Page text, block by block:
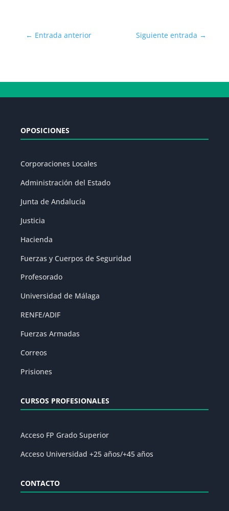
← Entrada anterior Siguiente entrada →
OPOSICIONES
Corporaciones Locales
Administración del Estado
Junta de Andalucía
Justicia
Hacienda
Fuerzas y Cuerpos de Seguridad
Profesorado
Universidad de Málaga
RENFE/ADIF
Fuerzas Armadas
Correos
Prisiones
CURSOS PROFESIONALES
Acceso FP Grado Superior
Acceso Universidad +25 años/+45 años
CONTACTO